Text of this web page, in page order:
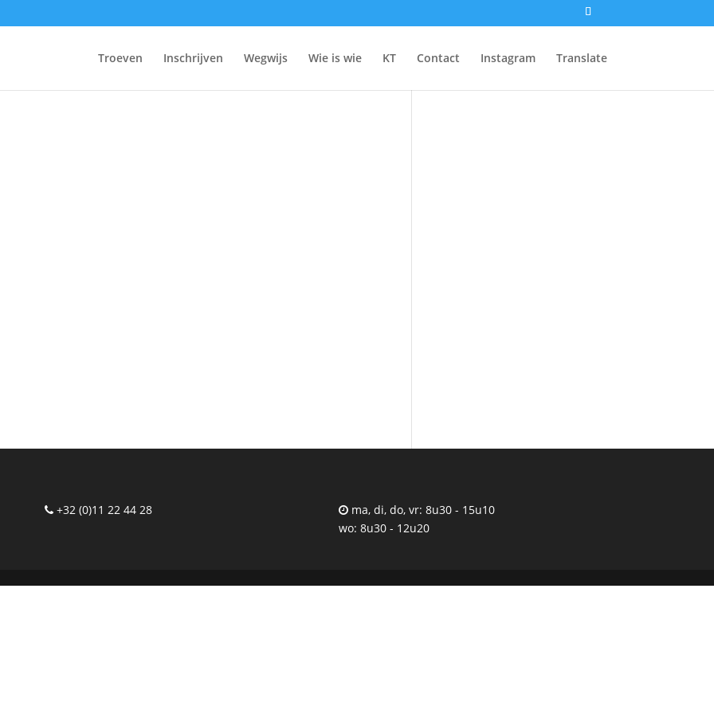
Troeven Inschrijven Wegwijs Wie is wie KT Contact Instagram Translate
+32 (0)11 22 44 28
ma, di, do, vr: 8u30 - 15u10
wo: 8u30 - 12u20